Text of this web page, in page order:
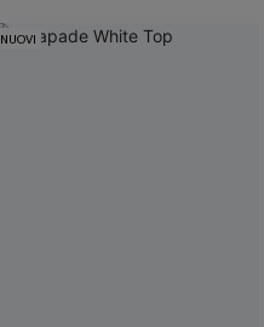
NUOVI